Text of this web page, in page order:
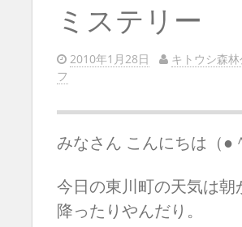
ミステリー
2010年1月28日
キトウシ森
フ
みなさん こんにちは（●
今日の東川町の天気は朝
降ったりやんだり。